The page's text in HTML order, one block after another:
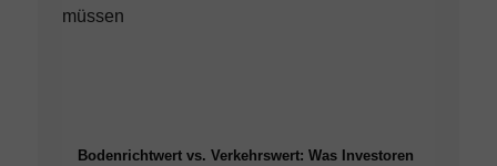
Bodenrichtwert vs. Verkehrswert: Was Investoren